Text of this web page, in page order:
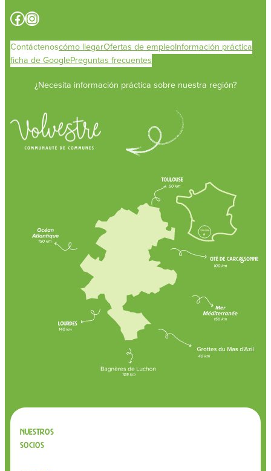
Facebook Instagram
Contáctenoscómo llegarOfertas de empleoInformación práctica
ficha de GooglePreguntas frecuentes
¿Necesita información práctica sobre nuestra región?
Nuestros
socios